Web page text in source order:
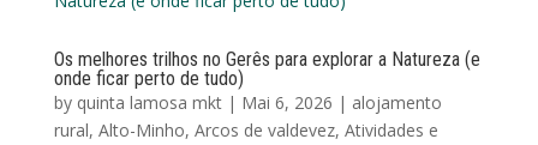
Os melhores trilhos no Gerês para explorar a Natureza (e
onde ficar perto de tudo)
by quinta lamosa mkt| Mai 6, 2026 | alojamento
rural, Alto-Minho, Arcos de valdevez, Atividades e